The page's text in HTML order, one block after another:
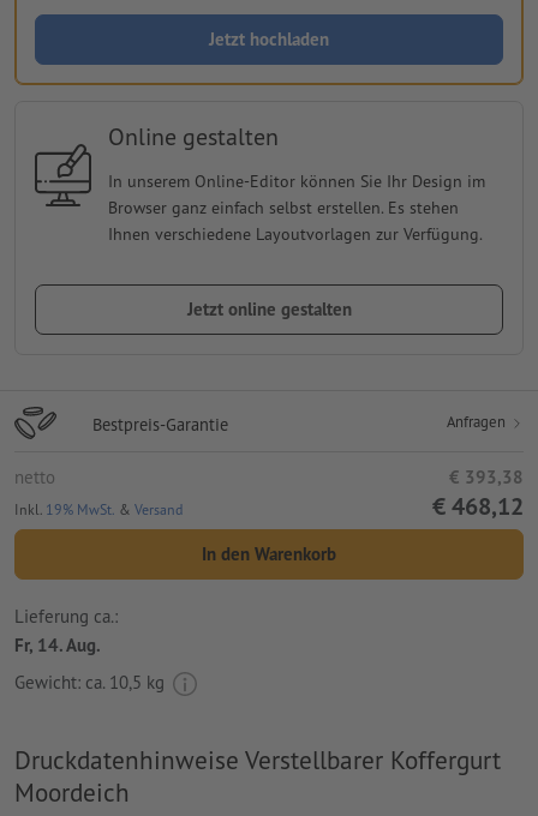
Jetzt hochladen
Online gestalten
In unserem Online-Editor können Sie Ihr Design im
Browser ganz einfach selbst erstellen. Es stehen
Ihnen verschiedene Layoutvorlagen zur Verfügung.
Jetzt online gestalten
Bestpreis-Garantie Anfragen
netto € 393,38
Inkl. 19% MwSt. & Versand € 468,12
In den Warenkorb
Lieferung ca.:
Fr, 14. Aug.
Gewicht: ca. 10,5 kg
Druckdatenhinweise Verstellbarer Koffergurt
Moordeich